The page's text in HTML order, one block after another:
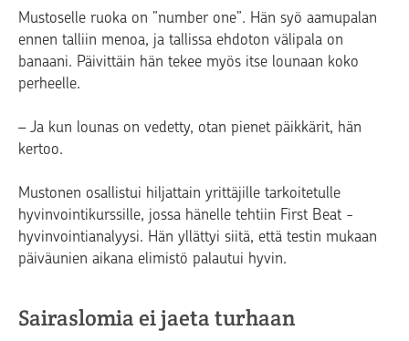
Mustoselle ruoka on ”number one”. Hän syö aamupalan
ennen talliin menoa, ja tallissa ehdoton välipala on
banaani. Päivittäin hän tekee myös itse lounaan koko
perheelle.
– Ja kun lounas on vedetty, otan pienet päikkärit, hän
kertoo.
Mustonen osallistui hiljattain yrittäjille tarkoitetulle
hyvinvointikurssille, jossa hänelle tehtiin First Beat -
hyvinvointianalyysi. Hän yllättyi siitä, että testin mukaan
päiväunien aikana elimistö palautui hyvin.
Sairaslomia ei jaeta turhaan